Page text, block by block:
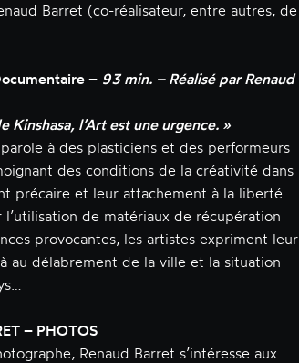
Barret (co-réalisateur, entre autres, de
– 93 min. – Réalisé par Renaud
Kinshasa, l’Art est une urgence. »
à des plasticiens et des performeurs
des conditions de la créativité dans
précaire et leur attachement à la liberté
l’utilisation de matériaux de récupération
provocantes, les artistes expriment leur
au délabrement de la ville et la situation
– PHOTOS
Renaud Barret s’intéresse aux